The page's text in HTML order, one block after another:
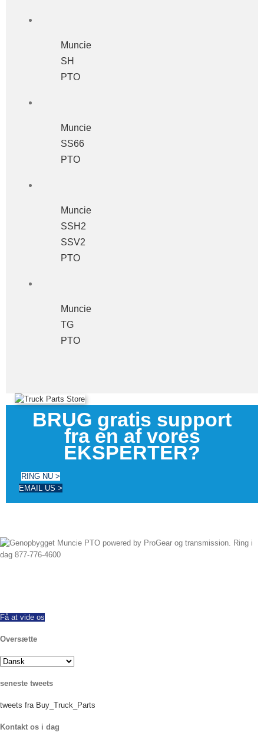
Muncie
SH
PTO
Muncie
SS66
PTO
Muncie
SSH2
SSV2
PTO
Muncie
TG
PTO
BRUG gratis support
fra en af ​​vores
EKSPERTER?
RING NU >
EMAIL US >
Få at vide os
Oversætte
seneste tweets
tweets fra Buy_Truck_Parts
Kontakt os i dag